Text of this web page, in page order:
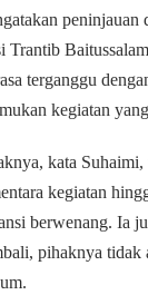
peninjauan
Trantib
terganggu
kegiatan
kata
kegiatan
berwenang. Ia
pihaknya tidak